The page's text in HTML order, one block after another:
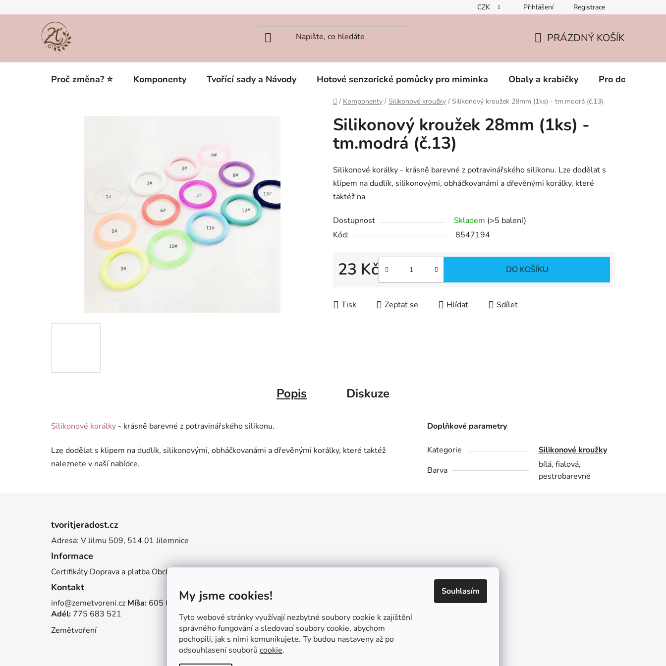
My jsme cookies!
Tyto webové stránky využívají nezbytné soubory cookie k zajištění
správného fungování a sledovací soubory cookie, abychom
pochopili, jak s nimi komunikujete. Ty budou nastaveny až po
odsouhlasení souborů cookie.
Souhlasím
na
CZK Přihlášení Registrace
KOŠÍK
PRÁZDNÝ KOŠÍK
Proč změna? ⭐ Komponenty Tvořící sady a Návody Hotové senzorické pomůcky pro miminka Obaly a krabičky Pro dospěláky
Domů
/ Komponenty / Silikonové kroužky / Silikonový kroužek 28mm (1ks) - tm.modrá (č.13)
Silikonový kroužek 28mm (1ks) -
tm.modrá (č.13)
Silikonové korálky - krásně barevné z potravinářského silikonu. Lze dodělat s
klipem na dudlík, silikonovými, obháčkovanámi a dřevěnými korálky, které
taktéž na
Dostupnost Skladem (>5 balení)
Kód:
8547194
23 Kč
Měrná cena:
DO KOŠÍKU
Tisk Zeptat se Hlídat Sdílet
Popis Diskuze
Silikonové korálky - krásně barevné z potravinářského silikonu.
Lze dodělat s klipem na dudlík, silikonovými, obháčkovanámi a dřevěnými korálky, které taktéž
naleznete v naší nabídce.
Doplňkové parametry
Kategorie
Silikonové kroužky
Barva
bílá, fialová,
pestrobarevné
tvoritjeradost.cz
Adresa: V Jilmu 509, 514 01 Jilemnice
Informace
Certifikáty Doprava a platba Obchodní podmínky
Kontakt
info@zemetvoreni.cz Míša: 605 077 705
Adél: 775 683 521
Zemětvoření